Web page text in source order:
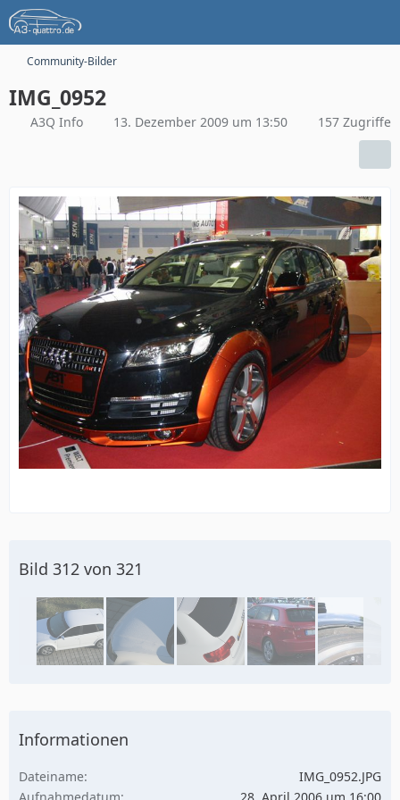
Community-Bilder
IMG_0952
A3Q Info 13. Dezember 2009 um 13:50 157 Zugriffe
Bild 312 von 321
Informationen
Dateiname
IMG_0952.JPG
Aufnahmedatum
28. April 2006 um 16:00